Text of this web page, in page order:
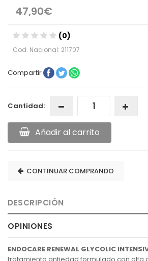
47,90€
(0)
Cod. Nacional: 211707
Compartir
Cantidad:
Añadir al carrito
CONTINUAR COMPRANDO
DESCRIPCIÓN
OPINIONES
ENDOCARE RENEWAL GLYCOLIC